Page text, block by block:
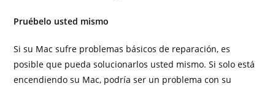
Pruébelo usted mismo
Si su Mac sufre problemas básicos de reparación, es
posible que pueda solucionarlos usted mismo. Si solo está
encendiendo su Mac, podría ser un problema con su